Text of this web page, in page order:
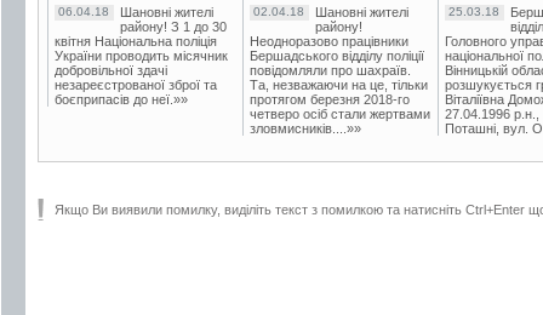
06.04.18
Шановні жителі
району! З 1 до 30
квітня Національна поліція
України проводить місячник
добровільної здачі
незареєстрованої зброї та
боєприпасів до неї.»»
02.04.18
Шановні жителі
району!
Неодноразово працівники
Бершадського відділу поліції
повідомляли про шахраїв.
Та, незважаючи на це, тільки
протягом березня 2018-го
четверо осіб стали жертвами
зловмисників....»»
25.03.18
Головного
національної
Вінницькій
розшукується
Віталіївна
27.04.1996 р.н.,
Поташні, вул.
Якщо Ви виявили помилку, виділіть текст з помилкою та натисніть Ctrl+Enter